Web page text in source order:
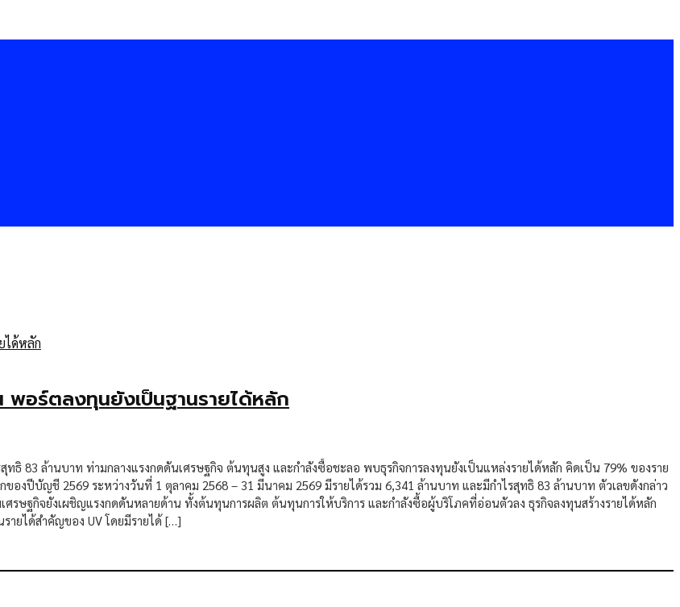
พอร์ตลงทุนยังเป็นฐานรายได้หลัก
ทธิ 83 ล้านบาท ท่ามกลางแรงกดดันเศรษฐกิจ ต้นทุนสูง และกำลังซื้อชะลอ พบธุรกิจการลงทุนยังเป็นแหล่งรายได้หลัก คิดเป็น 79% ของราย
องปีบัญชี 2569 ระหว่างวันที่ 1 ตุลาคม 2568 – 31 มีนาคม 2569 มีรายได้รวม 6,341 ล้านบาท และมีกำไรสุทธิ 83 ล้านบาท ตัวเลขดังกล่าว
รษฐกิจยังเผชิญแรงกดดันหลายด้าน ทั้งต้นทุนการผลิต ต้นทุนการให้บริการ และกำลังซื้อผู้บริโภคที่อ่อนตัวลง ธุรกิจลงทุนสร้างรายได้หลัก
ายได้สำคัญของ UV โดยมีรายได้ […]